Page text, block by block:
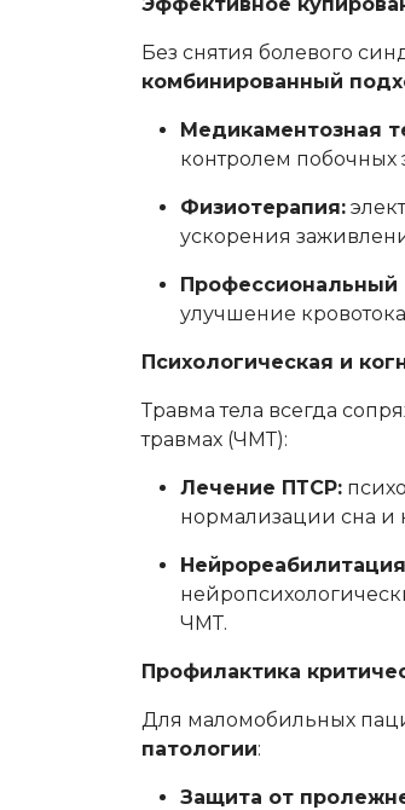
Без снятия болевого
комбинированный
Медикаментозная
контролем побочных
Физиотерапия:
ускорения
Профессиональный
улучшение
Психологическая и
Травма тела всегда
травмах (ЧМТ):
Лечение ПТСР:
нормализации сна и
ЧМТ.
Профилактика
Для маломобильных
патологии:
Защита от